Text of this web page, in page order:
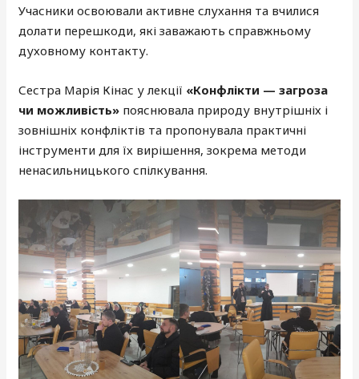
Учасники освоювали активне слухання та вчилися
долати перешкоди, які заважають справжньому
духовному контакту.
Сестра Марія Кінас у лекції «Конфлікти — загроза
чи можливість» пояснювала природу внутрішніх і
зовнішніх конфліктів та пропонувала практичні
інструменти для їх вирішення, зокрема методи
ненасильницького спілкування.